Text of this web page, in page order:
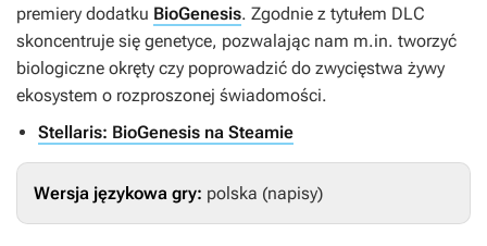
premiery dodatku BioGenesis. Zgodnie z tytułem DLC
skoncentruje się genetyce, pozwalając nam m.in. tworzyć
biologiczne okręty czy poprowadzić do zwycięstwa żywy
ekosystem o rozproszonej świadomości.
Stellaris: BioGenesis na Steamie
Wersja językowa gry: polska (napisy)